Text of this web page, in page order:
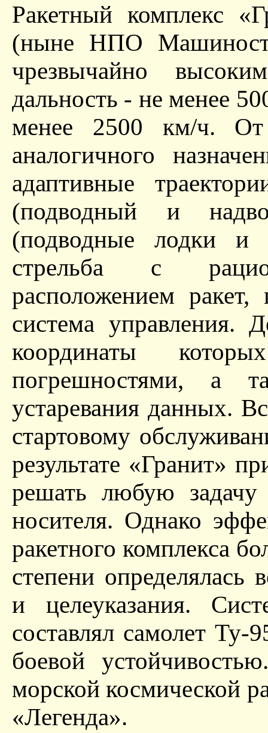
Ракетный комплекс
(ныне НПО
чрезвычайно
дальность - не менее
менее 2500 км/ч. От
аналогичного
адаптивные
(подводный и
(подводные лодки и
стрельба с
расположением ракет,
система управления.
координаты
погрешностями, а
устаревания данных.
стартовому
результате «Гранит»
решать любую задачу
носителя. Однако
ракетного комплекса
степени определялась
и целеуказания.
составлял самолет Ту-
боевой
морской космической
«Легенда».